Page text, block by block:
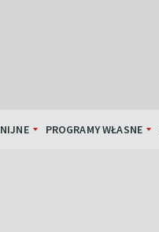
PROGRAMY WŁASNE